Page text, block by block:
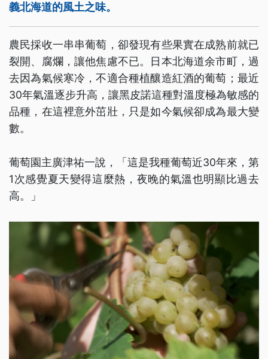
義北海道的風土之味。
農民採收一串串葡萄，卻發現有些果實在成熟前就已
裂開、腐爛，讓他焦慮不已。日本北海道余市町，過
去因為氣候寒冷，不適合種植釀造紅酒的葡萄；最近
30年氣溫逐步升高，讓黑皮諾這種對溫度極為敏感的
品種，在這裡意外茁壯，只是如今氣候卻成為最大變
數。
葡萄園主廣津祐一說，「這是我種葡萄近30年來，第
1次感覺夏天變得這麼熱，夜晚的氣溫也明顯比過去
高。」